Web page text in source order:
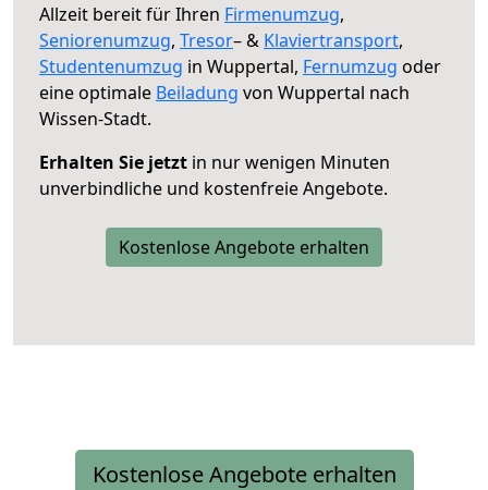
Allzeit bereit für Ihren Firmenumzug,
Seniorenumzug, Tresor– & Klaviertransport,
Studentenumzug in Wuppertal, Fernumzug oder
eine optimale Beiladung von Wuppertal nach
Wissen-Stadt.
Erhalten Sie jetzt in nur wenigen Minuten
unverbindliche und kostenfreie Angebote.
Kostenlose Angebote erhalten
Kostenlose Angebote erhalten